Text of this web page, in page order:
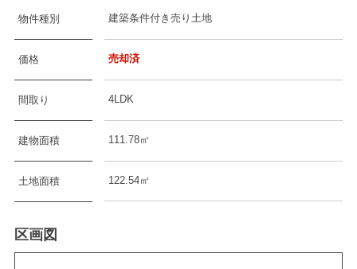
物件種別 建築条件付き売り土地
価格 売却済
間取り 4LDK
建物面積 111.78㎡
土地面積 122.54㎡
区画図